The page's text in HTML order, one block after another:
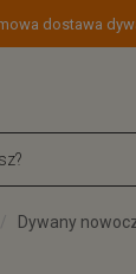
dostawa
Dywany